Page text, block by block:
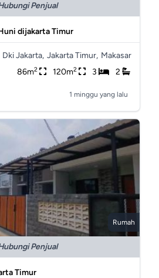
Penjual
dijakarta Timur
Dki Jakarta, Jakarta Timur, Makasar
86m2 120m2 3 2
1 minggu yang lalu
Rumah
Penjual
Timur